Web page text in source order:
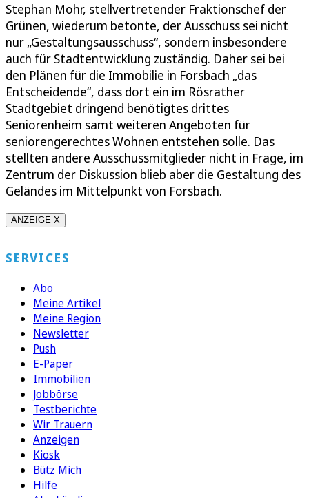
Stephan Mohr, stellvertretender Fraktionschef der
Grünen, wiederum betonte, der Ausschuss sei nicht
nur „Gestaltungsausschuss“, sondern insbesondere
auch für Stadtentwicklung zuständig. Daher sei bei
den Plänen für die Immobilie in Forsbach „das
Entscheidende“, dass dort ein im Rösrather
Stadtgebiet dringend benötigtes drittes
Seniorenheim samt weiteren Angeboten für
seniorengerechtes Wohnen entstehen solle. Das
stellten andere Ausschussmitglieder nicht in Frage, im
Zentrum der Diskussion blieb aber die Gestaltung des
Geländes im Mittelpunkt von Forsbach.
ANZEIGE X
SERVICES
Abo
Meine Artikel
Meine Region
Newsletter
Push
E-Paper
Immobilien
Jobbörse
Testberichte
Wir Trauern
Anzeigen
Kiosk
Bütz Mich
Hilfe